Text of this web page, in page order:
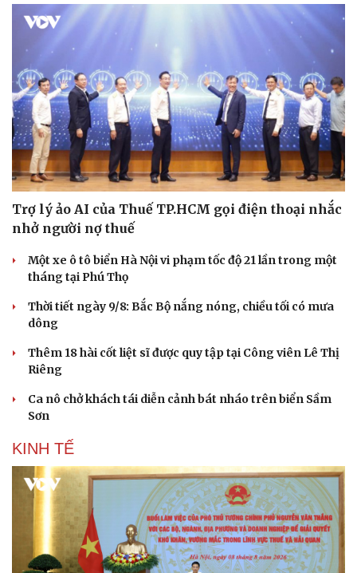
Văn hóa
Sân khấu - Điện ảnh
Văn học
Âm nhạc
Di sản
Giải trí
Nghệ sĩ
Thời trang
Sao Việt
Trợ lý ảo AI của Thuế TP.HCM gọi điện thoại nhắc
nhở người nợ thuế
Một xe ô tô biển Hà Nội vi phạm tốc độ 21 lần trong một
tháng tại Phú Thọ
Thời tiết ngày 9/8: Bắc Bộ nắng nóng, chiều tối có mưa
dông
Thêm 18 hài cốt liệt sĩ được quy tập tại Công viên Lê Thị
Riêng
Ca nô chở khách tái diễn cảnh bát nháo trên biển Sầm
Sơn
KINH TẾ